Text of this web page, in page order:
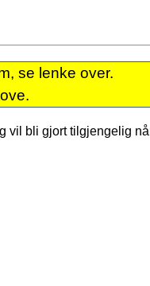
se lenke over.
vil bli gjort tilgjengelig